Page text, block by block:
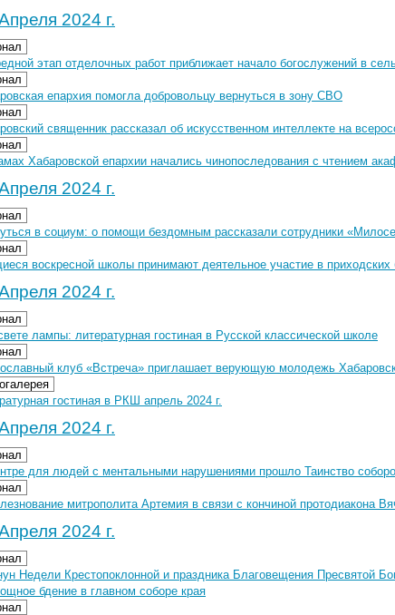
2024 г.
этап отделочных работ приближает начало богослужений в
епархия помогла добровольцу вернуться в зону СВО
священник рассказал об искусственном интеллекте на
Хабаровской епархии начались чинопоследования с чтением
2024 г.
в социум: о помощи бездомным рассказали сотрудники
воскресной школы принимают деятельное участие в приходских
2024 г.
лампы: литературная гостиная в Русской классической школе
клуб «Встреча» приглашает верующую молодежь
гостиная в РКШ апрель 2024 г.
2024 г.
для людей с ментальными нарушениями прошло Таинство
митрополита Артемия в связи с кончиной протодиакона
2024 г.
Недели Крестопоклонной и праздника Благовещения Пресвятой
бдение в главном соборе края